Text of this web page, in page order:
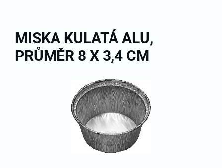
MISKA KULATÁ ALU,
PRŮMĚR 8 X 3,4 CM